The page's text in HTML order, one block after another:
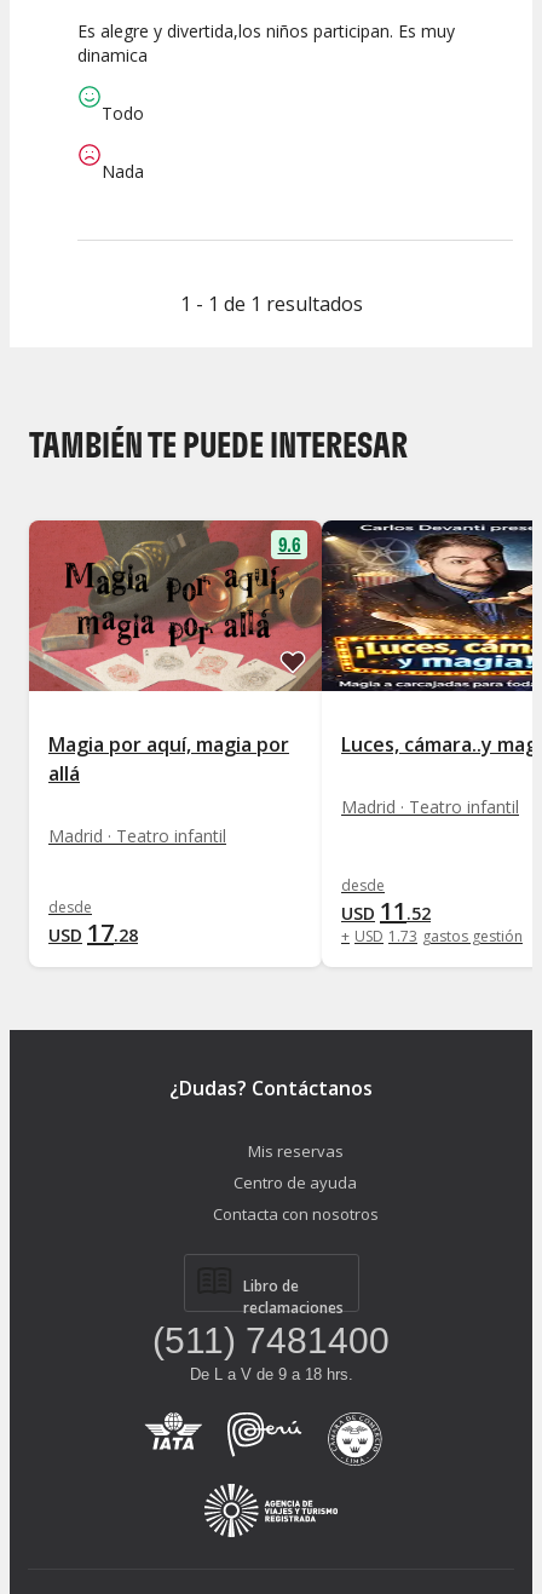
7.5
Espectáculo
7.5 10
Es alegre y divertida,los niños participan. Es muy
dinamica
Todo
Nada
1 - 1 de 1 resultados
TAMBIÉN TE PUEDE INTERESAR
9.6
Magia por aquí, magia por
allá
Madrid · Teatro infantil
desde
USD 17.28
Luces, cámara..y
Madrid · Teatro infantil
desde
USD 11 .52
+ USD 1 .73 gastos gestión
¿Dudas? Contáctanos
Mis reservas
Centro de ayuda
Contacta con nosotros
Libro de
reclamaciones
(511) 7481400
De L a V de 9 a 18 hrs.